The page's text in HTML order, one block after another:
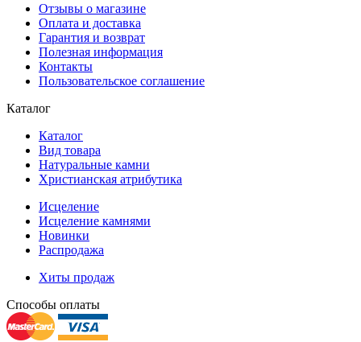
Отзывы о магазине
Оплата и доставка
Гарантия и возврат
Полезная информация
Контакты
Пользовательское соглашение
Каталог
Каталог
Вид товара
Натуральные камни
Христианская атрибутика
Исцеление
Исцеление камнями
Новинки
Распродажа
Хиты продаж
Способы оплаты